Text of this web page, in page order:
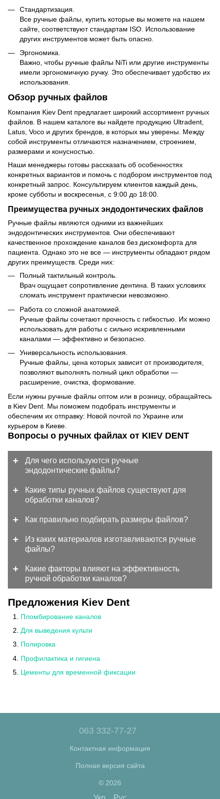
Стандартизация.
Все ручные файлы, купить которые вы можете на нашем
сайте, соответствуют стандартам ISO. Использование
других инструментов может быть опасно.
Эргономика.
Важно, чтобы ручные файлы NiTi или другие инструменты
имели эргономичную ручку. Это обеспечивает удобство их
использования.
Обзор ручных файлов
Компания Kiev Dent предлагает широкий ассортимент ручных
файлов. В нашем каталоге вы найдете продукцию Ultradent,
Latus, Voco и других брендов, в которых мы уверены. Между
собой инструменты отличаются назначением, строением,
размерами и конусностью.
Наши менеджеры готовы рассказать об особенностях
конкретных вариантов и помочь с подбором инструментов под
конкретный запрос. Консультируем клиентов каждый день,
кроме субботы и воскресенья, с 9:00 до 18:00.
Преимущества ручных эндодонтических файлов
Ручные файлы являются одними из важнейших
эндодонтических инструментов. Они обеспечивают
качественное прохождение каналов без дискомфорта для
пациента. Однако это не все — инструменты обладают рядом
других преимуществ. Среди них:
Полный тактильный контроль.
Врач ощущает сопротивление дентина. В таких условиях
сломать инструмент практически невозможно.
Работа со сложной анатомией.
Ручные файлы сочетают прочность с гибкостью. Их можно
использовать для работы с сильно искривленными
каналами — эффективно и безопасно.
Универсальность использования.
Ручные файлы, цена которых зависит от производителя,
позволяют выполнять полный цикл обработки —
расширение, очистка, формование.
Если нужны ручные файлы оптом или в розницу, обращайтесь
в Kiev Dent. Мы поможем подобрать инструменты и
обеспечим их отправку: Новой почтой по Украине или
курьером в Киеве.
Вопросы о ручных файлах от KIEV DENT
Для чего используются ручные
эндодонтические файлы?
Какие типы ручных файлов существуют для
обработки каналов?
Как правильно подбирать размеры файлов?
Из каких материалов изготавливаются ручные
файлы?
Какие факторы влияют на эффективность
ручной обработки каналов?
Предложения Kiev Dent
Пломбирование каналов
Для выведения культи
Полировка
Профилактика и гигиена
Цементы для временной фиксации
063 332-77-27
Контактная информация
Полная версия сайта
© 2026